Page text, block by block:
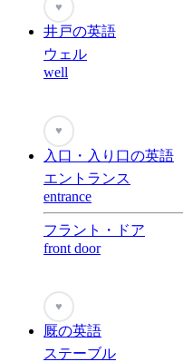
♥
井戸の英語
ウェル
well
♥
入口・入り口の英語
エントランス
entrance
フラント・ドア
front door
♥
厩の英語
ステーブル